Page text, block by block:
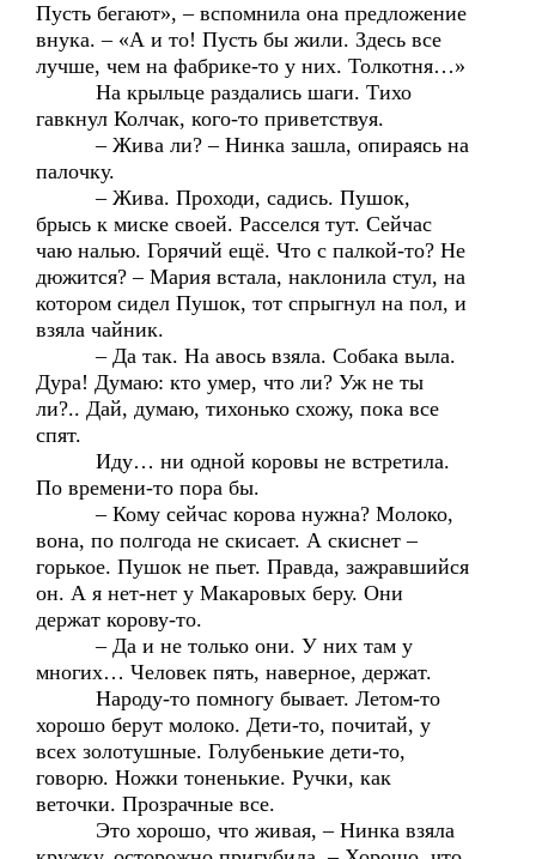
Пусть бегают», – вспомнила она предложение
внука. – «А и то! Пусть бы жили. Здесь все
лучше, чем на фабрике-то у них. Толкотня…»
На крыльце раздались шаги. Тихо
гавкнул Колчак, кого-то приветствуя.
– Жива ли? – Нинка зашла, опираясь на
палочку.
– Жива. Проходи, садись. Пушок,
брысь к миске своей. Расселся тут. Сейчас
чаю налью. Горячий ещё. Что с палкой-то? Не
дюжится? – Мария встала, наклонила стул, на
котором сидел Пушок, тот спрыгнул на пол, и
взяла чайник.
– Да так. На авось взяла. Собака выла.
Дура! Думаю: кто умер, что ли? Уж не ты
ли?.. Дай, думаю, тихонько схожу, пока все
спят.
Иду… ни одной коровы не встретила.
По времени-то пора бы.
– Кому сейчас корова нужна? Молоко,
вона, по полгода не скисает. А скиснет –
горькое. Пушок не пьет. Правда, зажравшийся
он. А я нет-нет у Макаровых беру. Они
держат корову-то.
– Да и не только они. У них там у
многих… Человек пять, наверное, держат.
Народу-то помногу бывает. Летом-то
хорошо берут молоко. Дети-то, почитай, у
всех золотушные. Голубенькие дети-то,
говорю. Ножки тоненькие. Ручки, как
веточки. Прозрачные все.
Это хорошо, что живая, – Нинка взяла